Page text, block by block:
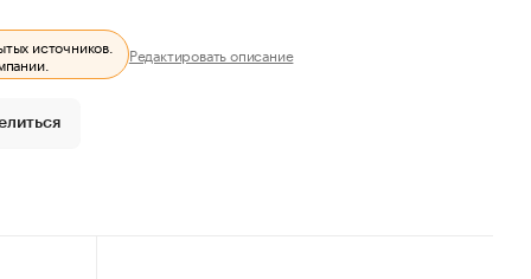
источников.
Редактировать описание